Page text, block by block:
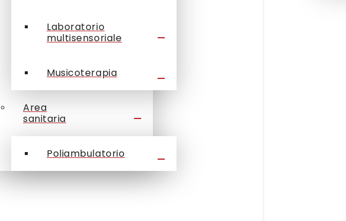
Laboratorio
multisensoriale
Musicoterapia
Area
sanitaria
Poliambulatorio